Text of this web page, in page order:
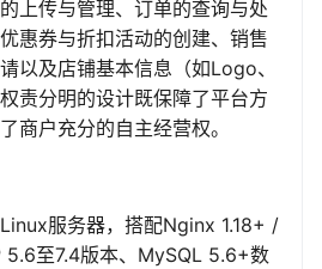
上传与管理、订单的查询与处
惠券与折扣活动的创建、销售
以及店铺基本信息（如Logo、
责分明的设计既保障了平台方
商户充分的自主经营权。
服务器，搭配Nginx 1.18+ /
至7.4版本、MySQL 5.6+数